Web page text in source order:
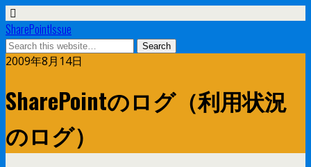
SharePointIssue
2009年8月14日
SharePointのログ（利用状況
のログ）